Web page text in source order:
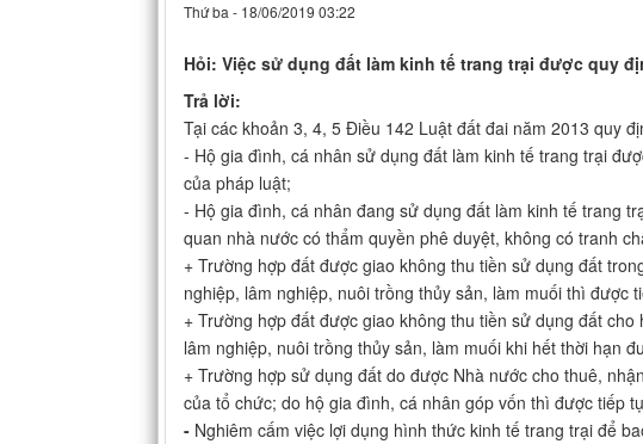
Thứ ba - 18/06/2019 03:22
Hỏi: Việc sử dụng đất làm kinh tế trang trại được quy
Trả lời:
Tại các khoản 3, 4, 5 Điều 142 Luật đất đai năm 2013 quy
- Hộ gia đình, cá nhân sử dụng đất làm kinh tế trang trại
của pháp luật;
- Hộ gia đình, cá nhân đang sử dụng đất làm kinh tế trang
quan nhà nước có thẩm quyền phê duyệt, không có tranh
+ Trường hợp đất được giao không thu tiền sử dụng đất
nghiệp, lâm nghiệp, nuôi trồng thủy sản, làm muối thì được
+ Trường hợp đất được giao không thu tiền sử dụng đất
lâm nghiệp, nuôi trồng thủy sản, làm muối khi hết thời hạn
+ Trường hợp sử dụng đất do được Nhà nước cho thuê,
của tổ chức; do hộ gia đình, cá nhân góp vốn thì được tiếp
- Nghiêm cấm việc lợi dụng hình thức kinh tế trang trại để